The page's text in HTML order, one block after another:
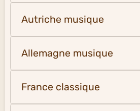
Autriche musique
Allemagne musique
France classique